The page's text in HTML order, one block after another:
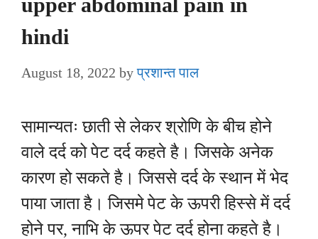
hindi
August 18, 2022 byप्रशान्त पाल
सामान्यतः छाती से लेकर श्रोणि के बीच होने
वाले दर्द को पेट दर्द कहते है। जिसके अनेक
कारण हो सकते है। जिससे दर्द के स्थान में भेद
पाया जाता है। जिसमे पेट के ऊपरी हिस्से में दर्द
होने पर, नाभि के ऊपर पेट दर्द होना कहते है।